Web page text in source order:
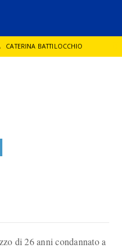
CATERINA BATTILOCCHIO
di 26 anni condannato a